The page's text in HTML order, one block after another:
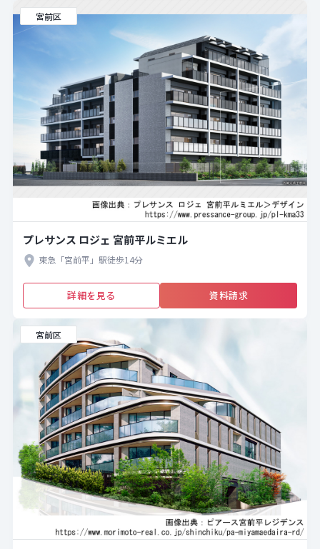
宮前区
プレサンス ロジェ 宮前平ルミエル
東急「宮前平」駅徒歩14分
詳細を見る 資料請求
宮前区